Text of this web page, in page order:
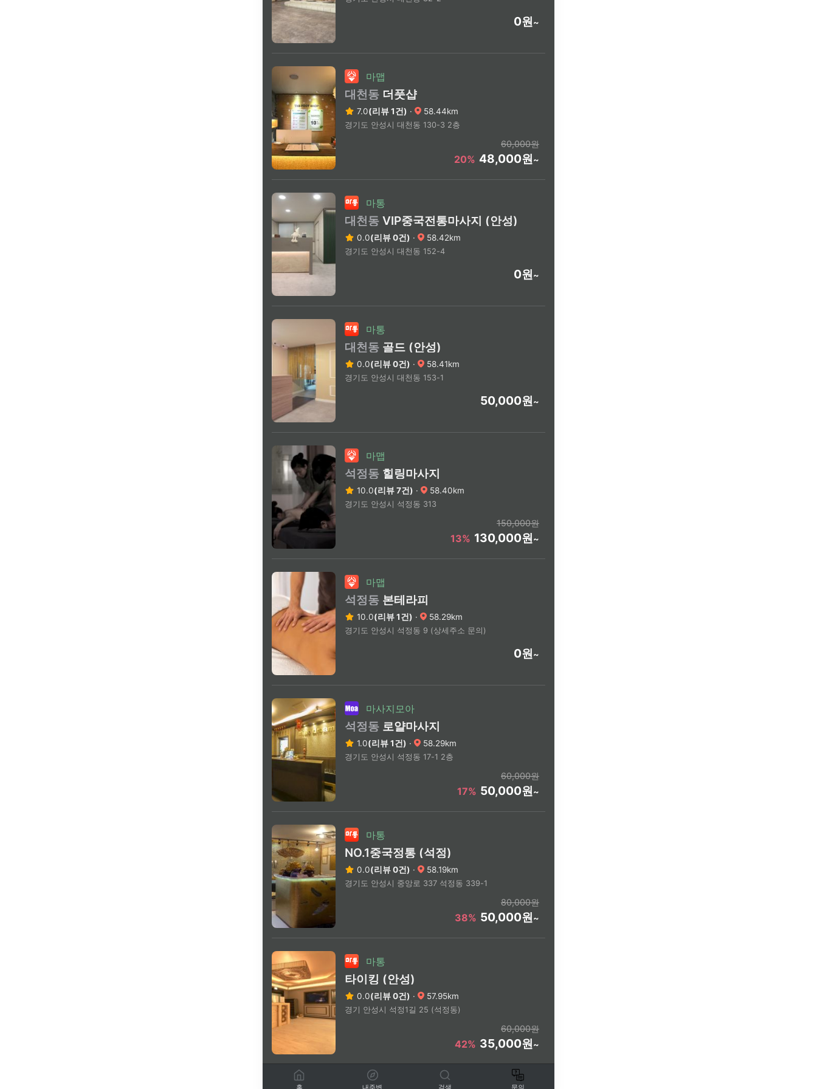
0원~
마맵
대천동 더풋샵
7.0(리뷰 1건) · 58.44km
경기도 안성시 대천동 130-3 2층
60,000원
20% 48,000원~
마통
대천동 VIP중국전통마사지 (안성)
0.0(리뷰 0건) · 58.42km
경기도 안성시 대천동 152-4
0원~
마통
대천동 골드 (안성)
0.0(리뷰 0건) · 58.41km
경기도 안성시 대천동 153-1
50,000원~
마맵
석정동 힐링마사지
10.0(리뷰 7건) · 58.40km
경기도 안성시 석정동 313
150,000원
13% 130,000원~
마맵
석정동 본테라피
10.0(리뷰 1건) · 58.29km
경기도 안성시 석정동 9 (상세주소 문의)
0원~
마사지모아
석정동 로얄마사지
1.0(리뷰 1건) · 58.29km
경기도 안성시 석정동 17-1 2층
60,000원
17% 50,000원~
마통
NO.1중국정통 (석정)
0.0(리뷰 0건) · 58.19km
경기도 안성시 중앙로 337 석정동 339-1
80,000원
38% 50,000원~
마통
타이킹 (안성)
0.0(리뷰 0건) · 57.95km
경기 안성시 석정1길 25 (석정동)
60,000원
42% 35,000원~
홈 내주변 검색 문의